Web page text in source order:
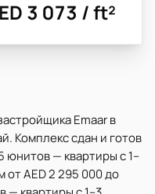
3 073 / ft²
Emaar в
Комплекс сдан и готов
юнитов — квартиры с 1–
от AED 2 295 000 до